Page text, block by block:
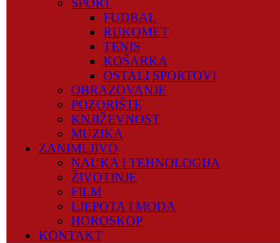
SPORT
FUDBAL
RUKOMET
TENIS
KOŠARKA
OSTALI SPORTOVI
OBRAZOVANJE
POZORIŠTE
KNJIŽEVNOST
MUZIKA
ZANIMLJIVO
NAUKA I TEHNOLOGIJA
ŽIVOTINJE
FILM
LJEPOTA I MODA
HOROSKOP
KONTAKT